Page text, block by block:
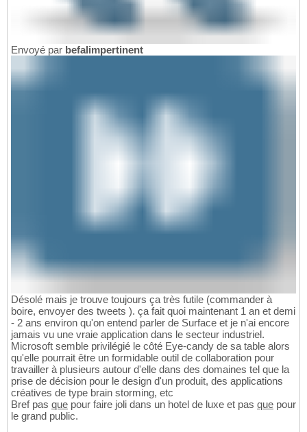
Envoyé par befalimpertinent
Désolé mais je trouve toujours ça très futile (commander à
boire, envoyer des tweets ). ça fait quoi maintenant 1 an et demi
- 2 ans environ qu'on entend parler de Surface et je n'ai encore
jamais vu une vraie application dans le secteur industriel.
Microsoft semble privilégié le côté Eye-candy de sa table alors
qu'elle pourrait être un formidable outil de collaboration pour
travailler à plusieurs autour d'elle dans des domaines tel que la
prise de décision pour le design d'un produit, des applications
créatives de type brain storming, etc
Bref pas que pour faire joli dans un hotel de luxe et pas que pour
le grand public.